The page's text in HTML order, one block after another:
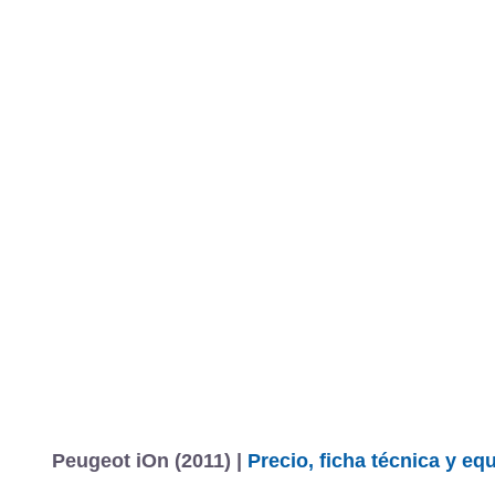
Peugeot iOn (2011) | Precio, ficha técnica y